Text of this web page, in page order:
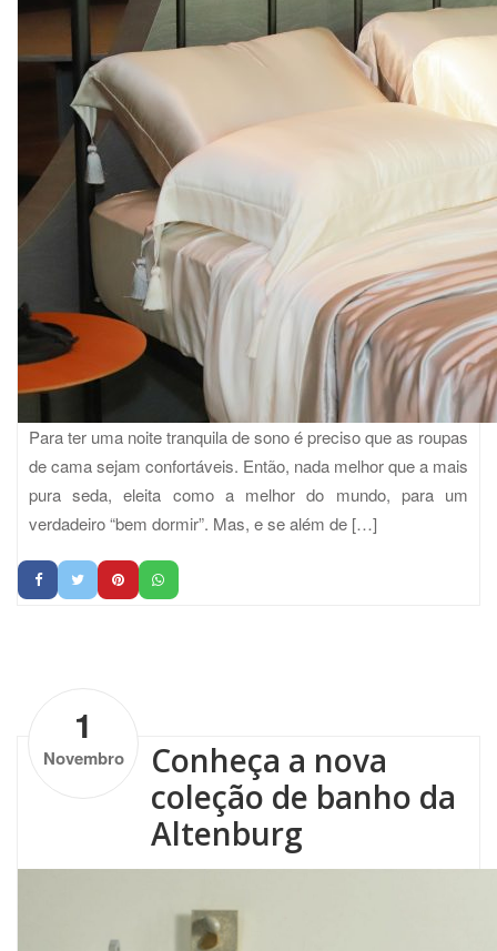
Para ter uma noite tranquila de sono é preciso que as roupas
de cama sejam confortáveis. Então, nada melhor que a mais
pura seda, eleita como a melhor do mundo, para um
verdadeiro “bem dormir”. Mas, e se além de […]
1
Novembro
Altenburg | No Comments
Conheça a nova
coleção de banho da
Altenburg